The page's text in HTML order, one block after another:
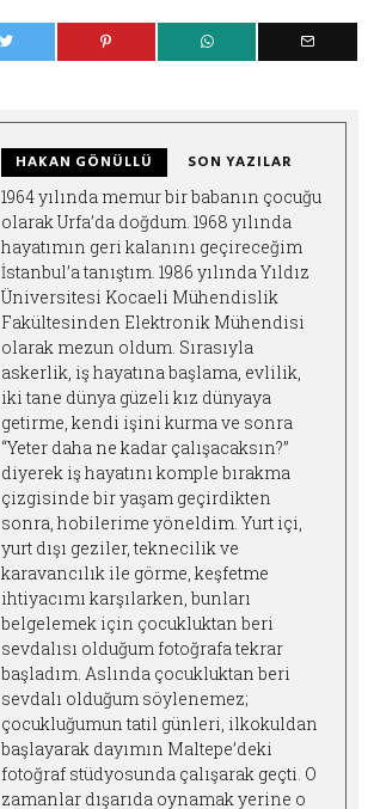
HAKAN GÖNÜLLÜ SON YAZILAR
1964 yılında memur bir babanın çocuğu
olarak Urfa’da doğdum. 1968 yılında
hayatımın geri kalanını geçireceğim
İstanbul’a tanıştım. 1986 yılında Yıldız
Üniversitesi Kocaeli Mühendislik
Fakültesinden Elektronik Mühendisi
olarak mezun oldum. Sırasıyla
askerlik, iş hayatına başlama, evlilik,
iki tane dünya güzeli kız dünyaya
getirme, kendi işini kurma ve sonra
“Yeter daha ne kadar çalışacaksın?”
diyerek iş hayatını komple bırakma
çizgisinde bir yaşam geçirdikten
sonra, hobilerime yöneldim. Yurt içi,
yurt dışı geziler, teknecilik ve
karavancılık ile görme, keşfetme
ihtiyacımı karşılarken, bunları
belgelemek için çocukluktan beri
sevdalısı olduğum fotoğrafa tekrar
başladım. Aslında çocukluktan beri
sevdalı olduğum söylenemez;
çocukluğumun tatil günleri, ilkokuldan
başlayarak dayımın Maltepe’deki
fotoğraf stüdyosunda çalışarak geçti. O
zamanlar dışarıda oynamak yerine o